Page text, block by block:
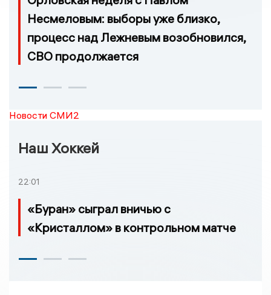
Несмеловым: выборы уже близко,
процесс над Лежневым возобновился,
СВО продолжается
Новости СМИ2
Наш Хоккей
22:01
«Буран» сыграл вничью с
«Кристаллом» в контрольном матче